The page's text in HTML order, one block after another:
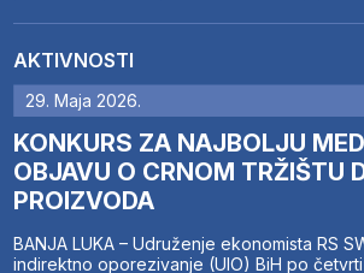
AKTIVNOSTI
29. Maja 2026.
KONKURS ZA NAJBOLJU
OBJAVU O CRNOM TRŽIŠTU
PROIZVODA
BANJA LUKA – Udruženje ekonomista RS
indirektno oporezivanje (UIO) BiH po